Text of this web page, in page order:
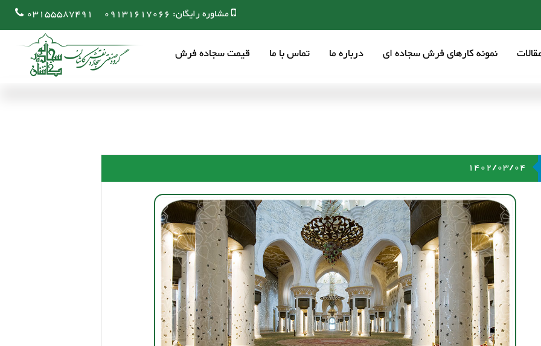
مشاوره رایگان: 09131617066
03155587491
نمونه کارهای فرش سجاده ای درباره ما تماس با ما قیمت سجاده فرش
1402/03/04